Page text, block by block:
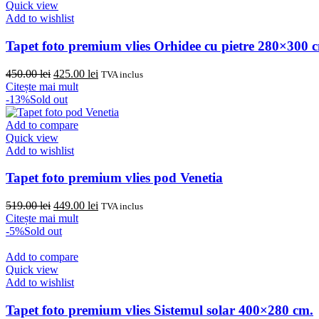
Quick view
Add to wishlist
Tapet foto premium vlies Orhidee cu pietre 280×300
450.00lei Prețul
inițial
a
fost:
450.00 lei.
425.00 lei Prețul
425.00 lei.
TVA inclus
Citește mai mult
-13%Sold out
Add to compare
Quick view
Add to wishlist
Tapet foto premium vlies pod Venetia
519.00lei Prețul
inițial
a
519.00 lei.
449.00 lei Prețul
TVA inclus
Citește mai mult
-5%Sold out
Add to compare
Quick view
Add to wishlist
Tapet foto premium vlies Sistemul solar 400×280 cm.